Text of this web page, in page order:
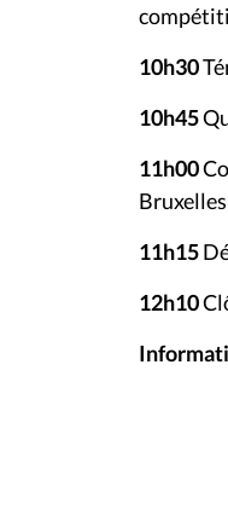
10h30
10h45
11h00
Bruxelles
11h15
12h10